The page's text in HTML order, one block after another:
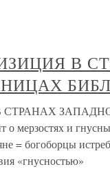
В
СТРАНАХ
мерзостях и
= богоборцы
«гнусностью»